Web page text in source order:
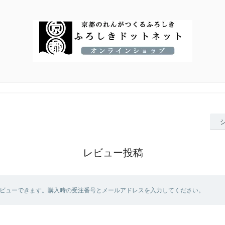
レビュー投稿
ューできます。購入時の受注番号とメールアドレスを入力してください。